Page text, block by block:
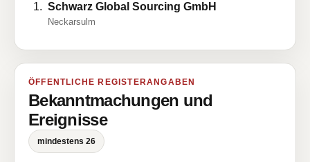
Schwarz Global Sourcing GmbH
Neckarsulm
ÖFFENTLICHE REGISTERANGABEN
Bekanntmachungen und
Ereignisse
mindestens 26